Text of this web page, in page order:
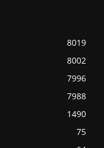
8019
8002
7996
7988
1490
75